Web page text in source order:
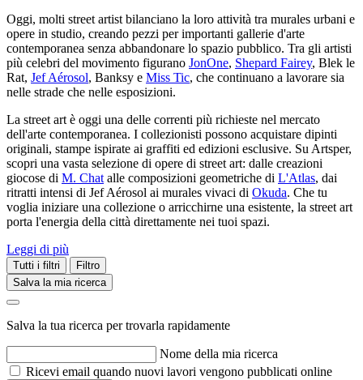
Oggi, molti street artist bilanciano la loro attività tra murales urbani e
opere in studio, creando pezzi per importanti gallerie d'arte
contemporanea senza abbandonare lo spazio pubblico. Tra gli artisti
più celebri del movimento figurano JonOne, Shepard Fairey, Blek le
Rat, Jef Aérosol, Banksy e Miss Tic, che continuano a lavorare sia
nelle strade che nelle esposizioni.
La street art è oggi una delle correnti più richieste nel mercato
dell'arte contemporanea. I collezionisti possono acquistare dipinti
originali, stampe ispirate ai graffiti ed edizioni esclusive. Su Artsper,
scopri una vasta selezione di opere di street art: dalle creazioni
giocose di M. Chatalle composizioni geometriche di L'Atlas, dai
ritratti intensi di Jef Aérosol ai murales vivaci di Okuda. Che tu
voglia iniziare una collezione o arricchirne una esistente, la street art
porta l'energia della città direttamente nei tuoi spazi.
Leggi di più
Tutti i filtri
Filtro
Salva la mia ricerca
Salva la tua ricerca per trovarla rapidamente
Nome della mia ricerca
Ricevi email quando nuovi lavori vengono pubblicati online